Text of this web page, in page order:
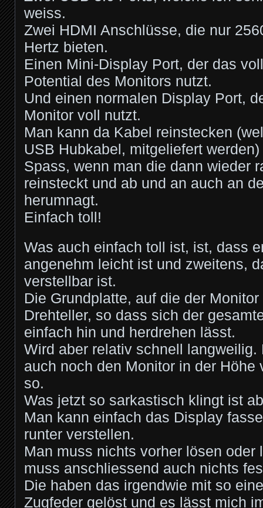
weiss.
Zwei HDMI Anschlüsse, die nur
Hertz bieten.
Einen Mini-Display Port, der das
Potential des Monitors nutzt.
Und einen normalen Display Port,
Monitor voll nutzt.
Man kann da Kabel reinstecken
USB Hubkabel, mitgeliefert
Spass, wenn man die dann wieder
reinsteckt und ab und an auch an
herumnagt.
Einfach toll!
Was auch einfach toll ist, ist, dass
angenehm leicht ist und zweitens,
verstellbar ist.
Die Grundplatte, auf die der
Drehteller, so dass sich der
einfach hin und herdrehen lässt.
Wird aber relativ schnell langweilig.
auch noch den Monitor in der Höhe
so.
Was jetzt so sarkastisch klingt ist
Man kann einfach das Display
runter verstellen.
Man muss nichts vorher lösen oder
muss anschliessend auch nichts
Die haben das irgendwie mit so
Zugfeder gelöst und es lässt mich